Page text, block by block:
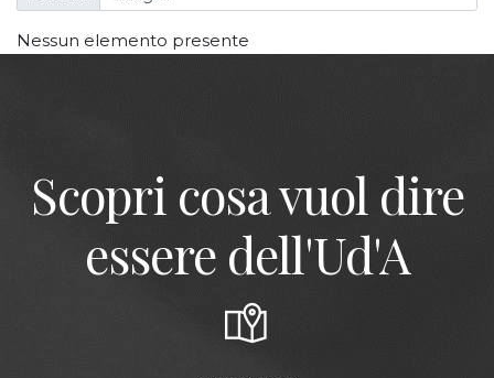
Nessun elemento presente
Scopri cosa vuol dire
essere dell'Ud'A